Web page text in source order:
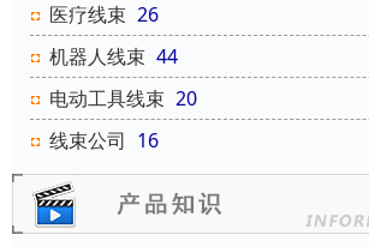
医疗线束 26
机器人线束 44
电动工具线束 20
线束公司 16